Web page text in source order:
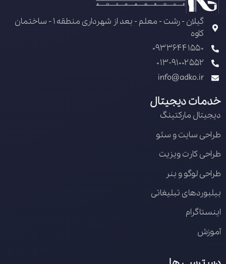
گیلان - رشت - معلم - بعد از شهرداری منطقه 1 - ساختمان
کاوه
09336441550
013-91002552
info@adko.ir
خدمات دیجیتال
دیجیتال مارکتینگ
طراحی سایت و سئو
طراحی کارت ویزیت
طراحی لوگو و بنر
بیلبوردهای تبلیغاتی
اینستاگرام
آموزش